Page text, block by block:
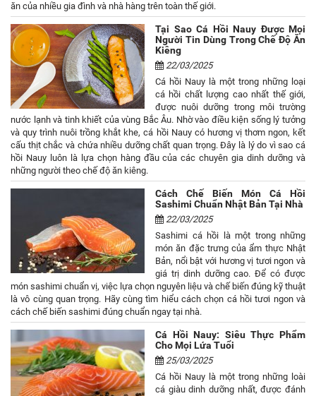
ăn của nhiều gia đình và nhà hàng trên toàn thế giới.
Tại Sao Cá Hồi Nauy Được Mọi
Người Tin Dùng Trong Chế Độ Ăn
Kiêng
22/03/2025
Cá hồi Nauy là một trong những loại
cá hồi chất lượng cao nhất thế giới,
được nuôi dưỡng trong môi trường
nước lạnh và tinh khiết của vùng Bắc Âu. Nhờ vào điều kiện sống lý tưởng
và quy trình nuôi trồng khắt khe, cá hồi Nauy có hương vị thơm ngon, kết
cấu thịt chắc và chứa nhiều dưỡng chất quan trọng. Đây là lý do vì sao cá
hồi Nauy luôn là lựa chọn hàng đầu của các chuyên gia dinh dưỡng và
những người theo chế độ ăn kiêng.
Cách Chế Biến Món Cá Hồi
Sashimi Chuẩn Nhật Bản Tại Nhà
22/03/2025
Sashimi cá hồi là một trong những
món ăn đặc trưng của ẩm thực Nhật
Bản, nổi bật với hương vị tươi ngon và
giá trị dinh dưỡng cao. Để có được
món sashimi chuẩn vị, việc lựa chọn nguyên liệu và chế biến đúng kỹ thuật
là vô cùng quan trọng. Hãy cùng tìm hiểu cách chọn cá hồi tươi ngon và
cách chế biến sashimi đúng chuẩn ngay tại nhà.
Cá Hồi Nauy: Siêu Thực Phẩm
Cho Mọi Lứa Tuổi
25/03/2025
Cá hồi Nauy là một trong những loài
cá giàu dinh dưỡng nhất, được đánh